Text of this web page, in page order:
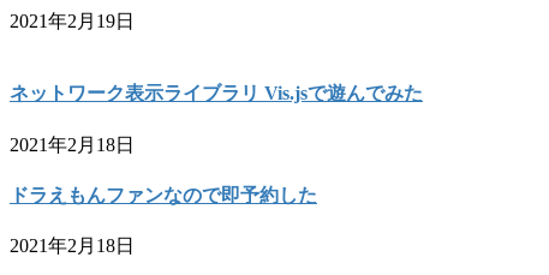
2021年2月19日
ネットワーク表示ライブラリ Vis.jsで遊んでみた
2021年2月18日
ドラえもんファンなので即予約した
2021年2月18日